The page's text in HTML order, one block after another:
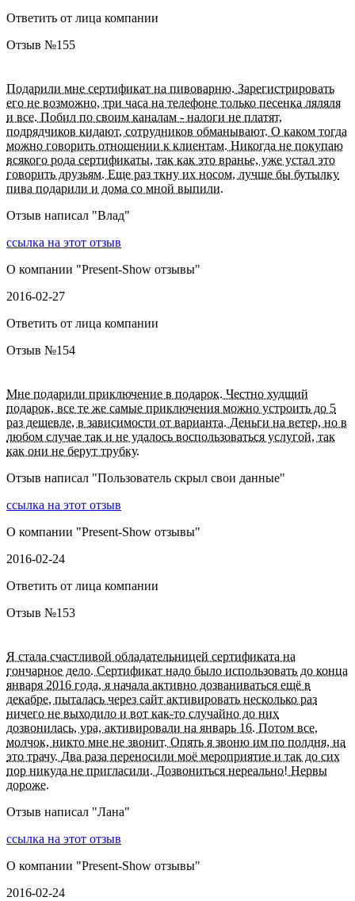
Ответить от лица компании
Отзыв №155
Подарили мне сертификат на пивоварню. Зарегистрировать
его не возможно, три часа на телефоне только песенка ляляля
и все. Побил по своим каналам - налоги не платят,
подрядчиков кидают, сотрудников обманывают. О каком тогда
можно говорить отношении к клиентам. Никогда не покупаю
всякого рода сертификаты, так как это вранье, уже устал это
говорить друзьям. Еще раз ткну их носом, лучше бы бутылку
пива подарили и дома со мной выпили.
Отзыв написал "Влад"
ссылка на этот отзыв
О компании "Present-Show отзывы"
2016-02-27
Ответить от лица компании
Отзыв №154
Мне подарили приключение в подарок. Честно худщий
подарок, все те же самые приключения можно устроить до 5
раз дешевле, в зависимости от варианта. Деньги на ветер, но в
любом случае так и не удалось воспользоваться услугой, так
как они не берут трубку.
Отзыв написал "Пользователь скрыл свои данные"
ссылка на этот отзыв
О компании "Present-Show отзывы"
2016-02-24
Ответить от лица компании
Отзыв №153
Я стала счастливой обладательницей сертификата на
гончарное дело. Сертификат надо было использовать до конца
января 2016 года, я начала активно дозваниваться ещё в
декабре, пыталась через сайт активировать несколько раз
ничего не выходило и вот как-то случайно до них
дозвонилась, ура, активировали на январь 16. Потом все,
молчок, никто мне не звонит. Опять я звоню им по полдня, на
это трачу. Два раза переносили моё мероприятие и так до сих
пор никуда не пригласили. Дозвониться нереально! Нервы
дороже.
Отзыв написал "Лана"
ссылка на этот отзыв
О компании "Present-Show отзывы"
2016-02-24